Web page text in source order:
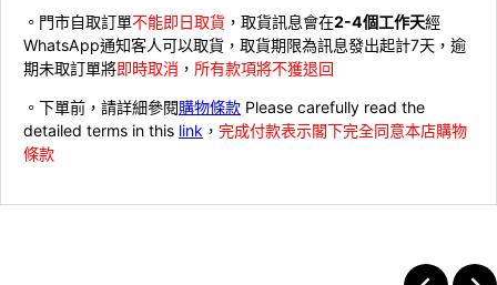
。門市自取訂單不能即日取貨 ，取貨訊息會在2-4個工作天經
WhatsApp通知客人可以取貨，取貨期限為訊息發出起計7天，逾
期未取訂單將即時取消 ， 所有款項將不獲退回
。下單前，請詳細參閱購物條款 Please carefully read the
detailed terms in this link ， 完成付款表示閣下完全同意本店購物
條款